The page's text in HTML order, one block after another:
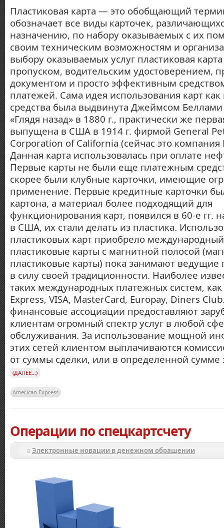
Пластиковая карта — это обобщающий
обозначает все виды карточек,
назначению, по набору оказываемых с их
своим техническим возможностям и
выбору оказываемых услуг пластиковая
пропуском, водительским удостоверением,
документом и просто эффективным
платежей. Сама идея использования карт
средства была выдвинута Джеймсом Беллами
«Глядя назад» в 1880 г., практически же
выпущена в США в 1914 г. фирмой General
Corporation of California (сейчас это компания
Данная карта использовалась при оплате
Первые карты не были еще платежным
скорее были клубные карточки, имеющие
применение. Первые кредитные карточки
картона, а материал более подходящий для
функционирования карт, появился в 60-е гг.
в США, их стали делать из пластика.
пластиковых карт приобрело
пластиковые карты с магнитной полосой
пластиковые карты) пока занимают
в силу своей традиционности. Наиболее
таких международных платежных систем,
Express, VISA, MasterCard, Europay, Diners
финансовые ассоциации предоставляют
клиентам огромный спектр услуг в любой
обслуживания. За использование мощной
этих сетей клиентом выплачиваются
от суммы сделки, или в определенной сумме
(ДАЛЕЕ…)
American Express
Операции по спецкартсчету
вЭлектронные новации в денежном обращении